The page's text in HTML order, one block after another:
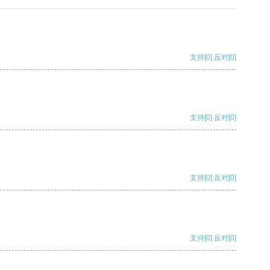
支持[0] 反对[0]
支持[0] 反对[0]
支持[0] 反对[0]
支持[0] 反对[0]